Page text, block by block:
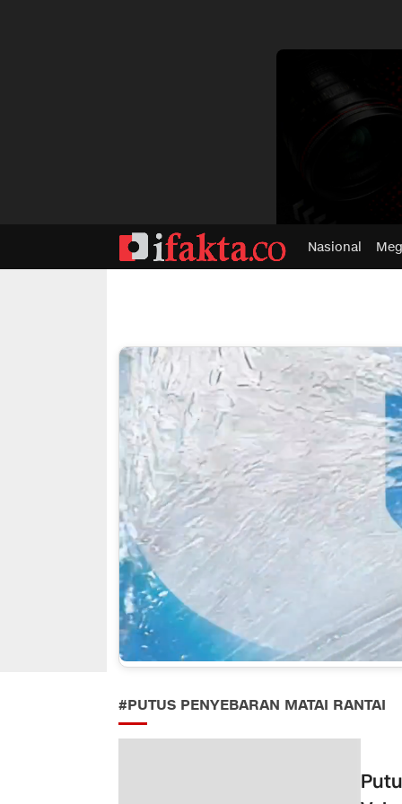
Nasional
#PUTUS PENYEBARAN MATAI RANTAI